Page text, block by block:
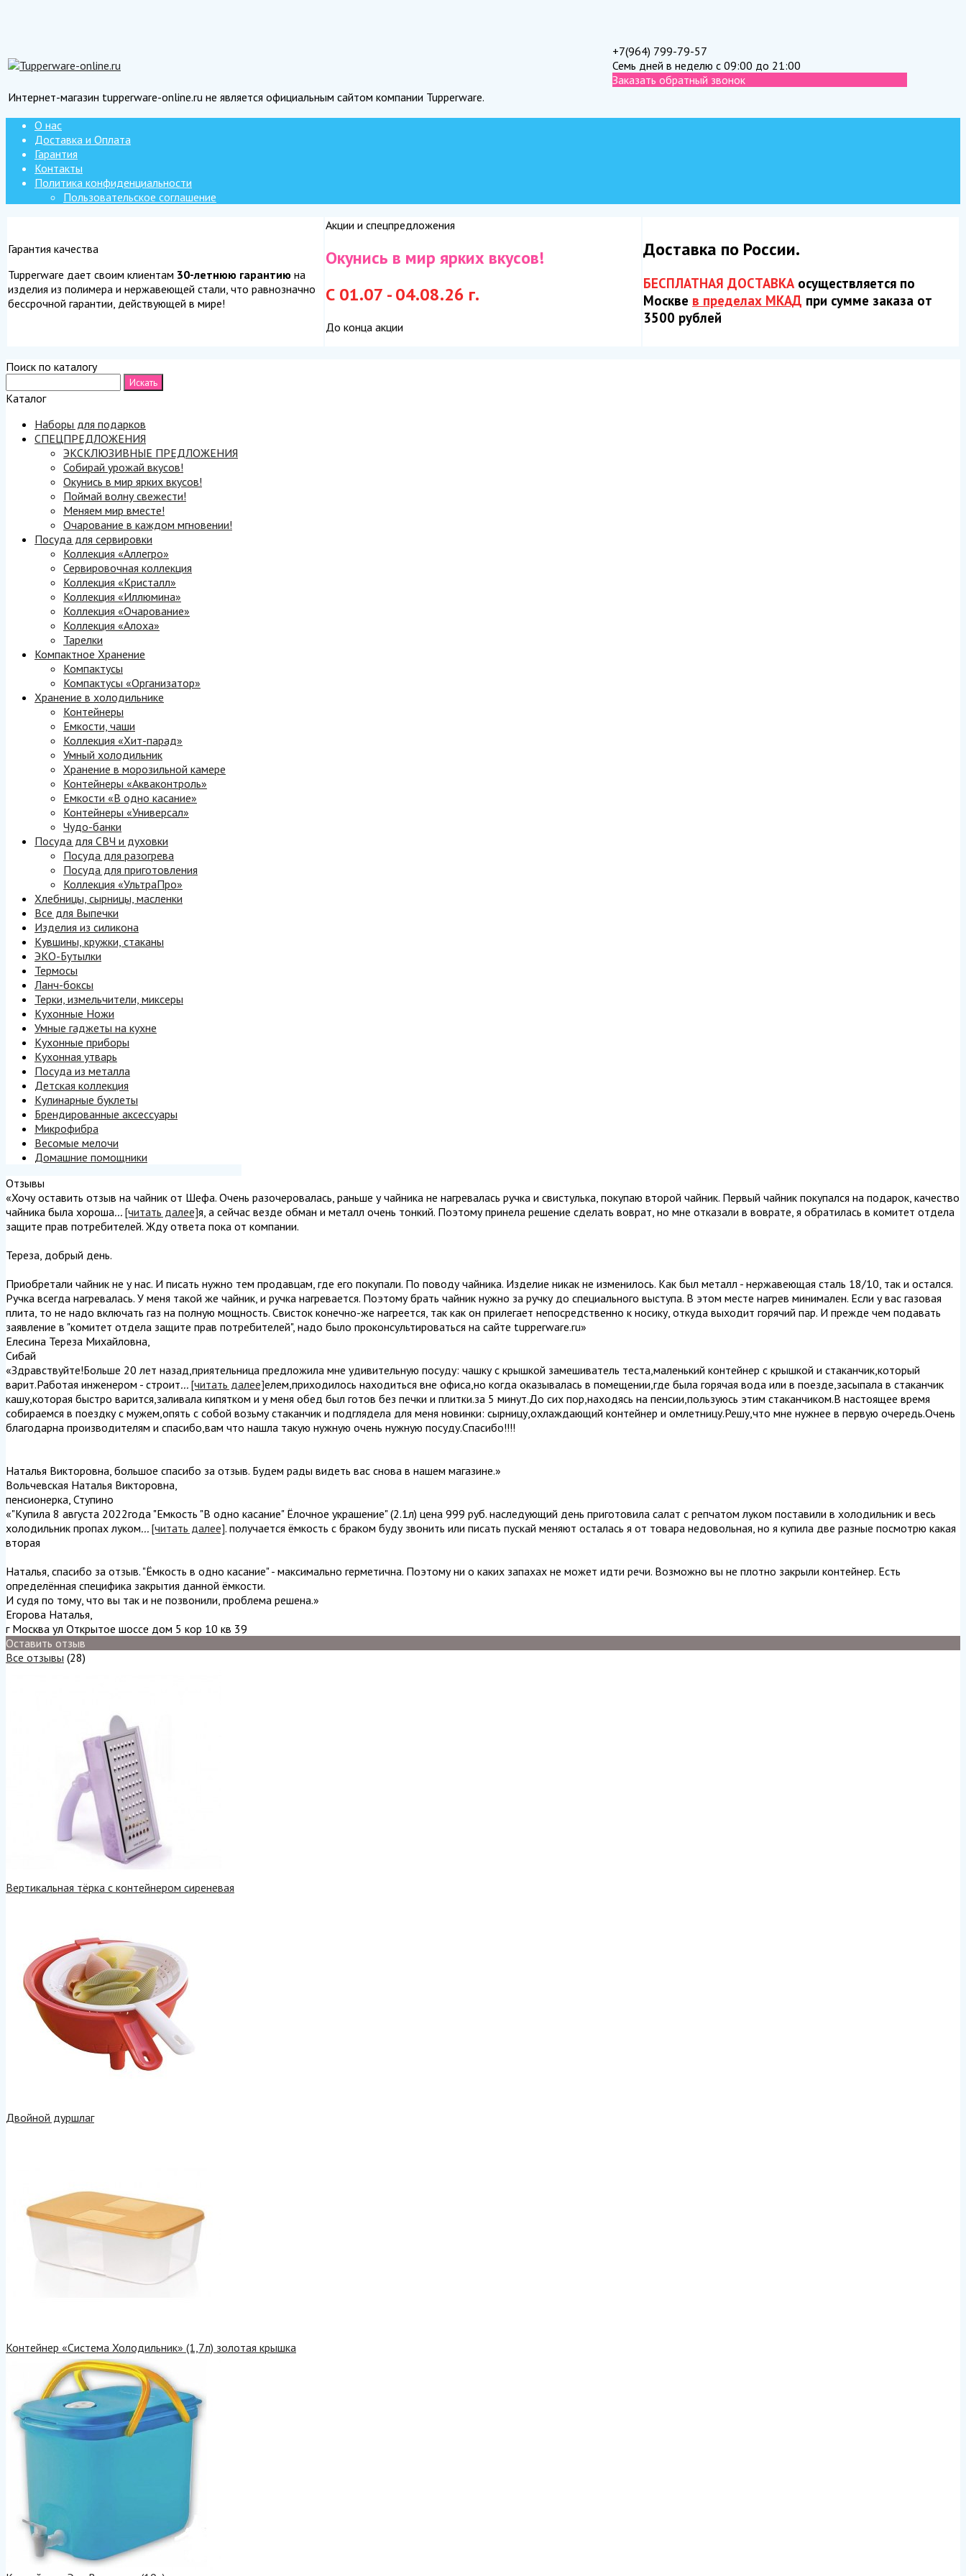
+7(964) 799-79-57
Семь дней в неделю с 09:00 до 21:00
Заказать обратный звонок
Интернет-магазин tupperware-online.ru не является официальным сайтом компании Tupperware.
О нас
Доставка и Оплата
Гарантия
Контакты
Политика конфиденциальности
Пользовательское соглашение
Гарантия качества
Tupperware дает своим клиентам 30-летнюю гарантию на
изделия из полимера и нержавеющей стали, что равнозначно
бессрочной гарантии, действующей в мире!
Акции и спецпредложения
Окунись в мир ярких вкусов!
С 01.07 - 04.08.26 г.
До конца акции
Доставка по России.
БЕСПЛАТНАЯ ДОСТАВКАосуществляется по
Москве в пределах МКАД при сумме заказа от
3500 рублей
Поиск по каталогу
Каталог
Наборы для подарков
СПЕЦПРЕДЛОЖЕНИЯ
ЭКСКЛЮЗИВНЫЕ ПРЕДЛОЖЕНИЯ
Собирай урожай вкусов!
Окунись в мир ярких вкусов!
Поймай волну свежести!
Меняем мир вместе!
Очарование в каждом мгновении!
Посуда для сервировки
Коллекция «Аллегро»
Сервировочная коллекция
Коллекция «Кристалл»
Коллекция «Иллюмина»
Коллекция «Очарование»
Коллекция «Алоха»
Тарелки
Компактное Хранение
Компактусы
Компактусы «Организатор»
Хранение в холодильнике
Контейнеры
Емкости, чаши
Коллекция «Хит-парад»
Умный холодильник
Хранение в морозильной камере
Контейнеры «Акваконтроль»
Емкости «В одно касание»
Контейнеры «Универсал»
Чудо-банки
Посуда для СВЧ и духовки
Посуда для разогрева
Посуда для приготовления
Коллекция «УльтраПро»
Хлебницы, сырницы, масленки
Все для Выпечки
Изделия из силикона
Кувшины, кружки, стаканы
ЭКО-Бутылки
Термосы
Ланч-боксы
Терки, измельчители, миксеры
Кухонные Ножи
Умные гаджеты на кухне
Кухонные приборы
Кухонная утварь
Посуда из металла
Детская коллекция
Кулинарные буклеты
Брендированные аксессуары
Микрофибра
Весомые мелочи
Домашние помощники
Отзывы
«Хочу оставить отзыв на чайник от Шефа. Очень разочеровалась, раньше у чайника не нагревалась ручка и свистулька, покупаю второй чайник. Первый чайник покупался на подарок, качество
чайника была хороша... [читать далее]я, а сейчас везде обман и металл очень тонкий. Поэтому принела решение сделать воврат, но мне отказали в воврате, я обратилась в комитет отдела
защите прав потребителей. Жду ответа пока от компании.
Тереза, добрый день.
Приобретали чайник не у нас. И писать нужно тем продавцам, где его покупали. По поводу чайника. Изделие никак не изменилось. Как был металл - нержавеющая сталь 18/10, так и остался.
Ручка всегда нагревалась. У меня такой же чайник, и ручка нагревается. Поэтому брать чайник нужно за ручку до специального выступа. В этом месте нагрев минимален. Если у вас газовая
плита, то не надо включать газ на полную мощность. Свисток конечно-же нагреется, так как он прилегает непосредственно к носику, откуда выходит горячий пар. И прежде чем подавать
заявление в "комитет отдела защите прав потребителей", надо было проконсультироваться на сайте tupperware.ru»
Елесина Тереза Михайловна,
Сибай
«Здравствуйте!Больше 20 лет назад,приятельница предложила мне удивительную посуду: чашку с крышкой замешиватель теста,маленький контейнер с крышкой и стаканчик,который
варит.Работая инженером - строит... [читать далее]елем,приходилось находиться вне офиса,но когда оказывалась в помещении,где была горячая вода или в поезде,засыпала в стаканчик
кашу,которая быстро варится,заливала кипятком и у меня обед был готов без печки и плитки.за 5 минут.До сих пор,находясь на пенсии,пользуюсь этим стаканчиком.В настоящее время
собираемся в поездку с мужем,опять с собой возьму стаканчик и подглядела для меня новинки: сырницу,охлаждающий контейнер и омлетницу.Решу,что мне нужнее в первую очередь.Очень
благодарна производителям и спасибо,вам что нашла такую нужную очень нужную посуду.Спасибо!!!!
Наталья Викторовна, большое спасибо за отзыв. Будем рады видеть вас снова в нашем магазине.»
Вольчевская Наталья Викторовна,
пенсионерка, Ступино
«"Купила 8 августа 2022года "Емкость "В одно касание" Ёлочное украшение" (2.1л) цена 999 руб. наследующий день приготовила салат с репчатом луком поставили в холодильник и весь
холодильник пропах луком... [читать далее]. получается ёмкость с браком буду звонить или писать пускай меняют осталась я от товара недовольная, но я купила две разные посмотрю какая
вторая
Наталья, спасибо за отзыв. "Ёмкость в одно касание" - максимально герметична. Поэтому ни о каких запахах не может идти речи. Возможно вы не плотно закрыли контейнер. Есть
определённая специфика закрытия данной ёмкости.
И судя по тому, что вы так и не позвонили, проблема решена.»
Егорова Наталья,
г Москва ул Открытое шоссе дом 5 кор 10 кв 39
Оставить отзыв
Все отзывы (28)
Вертикальная тёрка с контейнером сиреневая
Двойной дуршлаг
Контейнер «Система Холодильник» (1,7л) золотая крышка